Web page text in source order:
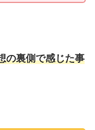
の裏側で感じた事